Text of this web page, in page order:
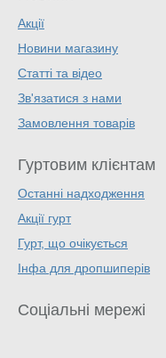
Акції
Новини магазину
Статті та відео
Зв'язатися з нами
Замовлення товарів
Гуртовим клієнтам
Останні надходження
Акції гурт
Гурт, що очікується
Інфа для дропшиперів
Соціальні мережі